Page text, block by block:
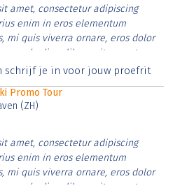
amet, consectetur adipiscing
enim in eros elementum
mi quis viverra ornare, eros dolor
diam libero vitae erat.
et justo cursus id rutrum lorem
schrijf je in voor jouw proefrit
Promo Tour
(ZH)
amet, consectetur adipiscing
enim in eros elementum
mi quis viverra ornare, eros dolor
diam libero vitae erat.